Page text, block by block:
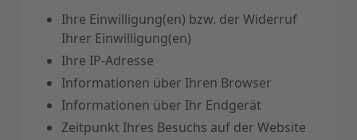
Ihre Einwilligung(en) bzw. der Widerruf
Ihrer Einwilligung(en)
Ihre IP-Adresse
Informationen über Ihren Browser
Informationen über Ihr Endgerät
Zeitpunkt Ihres Besuchs auf der Website